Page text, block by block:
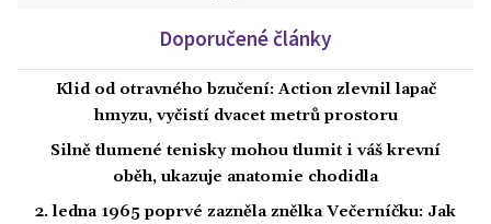
Doporučené články
Klid od otravného bzučení: Action zlevnil lapač
hmyzu, vyčistí dvacet metrů prostoru
Silně tlumené tenisky mohou tlumit i váš krevní
oběh, ukazuje anatomie chodidla
2. ledna 1965 poprvé zazněla znělka Večerníčku: Jak